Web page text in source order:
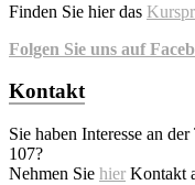
Finden Sie hier das
Folgen Sie uns auf
Kontakt
Sie haben Interesse an
107?
Nehmen Sie hier Kontakt